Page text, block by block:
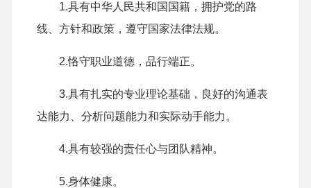
1.具有中华人民共和国国籍，拥护党的路
线、方针和政策，遵守国家法律法规。
2.恪守职业道德，品行端正。
3.具有扎实的专业理论基础，良好的沟通表
达能力、分析问题能力和实际动手能力。
4.具有较强的责任心与团队精神。
5.身体健康。